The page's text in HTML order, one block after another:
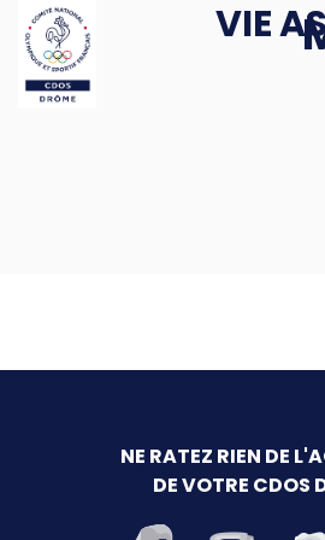
Passer au contenu
Éducation & Citoyenneté
VIE
NE RATEZ RIEN DE
DE VOTRE CDOS